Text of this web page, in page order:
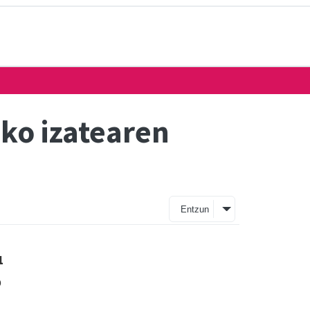
izatearen
Entzun